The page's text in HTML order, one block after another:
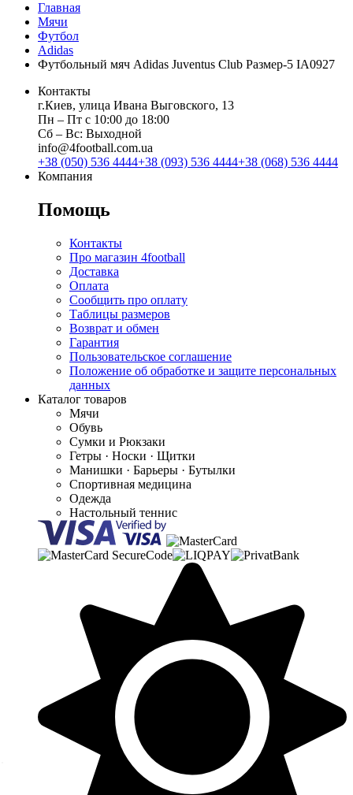
Главная
Мячи
Футбол
Adidas
Футбольный мяч Adidas Juventus Club Размер-5 IA0927
Контакты
г.Киев, улица Ивана Выговского, 13
Пн ‒ Пт с 10:00 до 18:00
Сб ‒ Вс: Выходной
info@4football.com.ua
+38 (050) 536 4444+38 (093) 536 4444+38 (068) 536 4444
Компания
Помощь
Контакты
Про магазин 4football
Доставка
Оплата
Сообщить про оплату
Таблицы размеров
Возврат и обмен
Гарантия
Пользовательское соглашение
Положение об обработке и защите персональных
данных
Каталог товаров
Мячи
Обувь
Сумки и Рюкзаки
Гетры · Носки · Щитки
Манишки · Барьеры · Бутылки
Спортивная медицина
Одежда
Настольный теннис